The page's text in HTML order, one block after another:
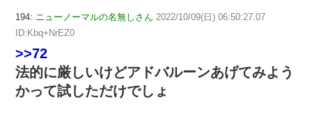
194: ニューノーマルの名無しさん 2022/10/09(日) 06:50:27.07
ID:Kbq+NrEZ0
>>72
法的に厳しいけどアドバルーンあげてみよう
かって試しただけでしょ